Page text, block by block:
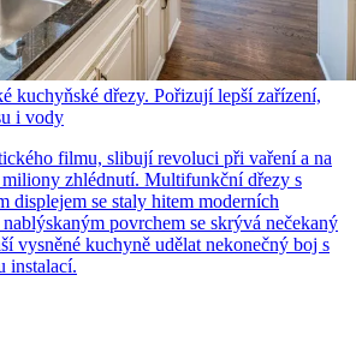
kuchyňské dřezy. Pořizují lepší zařízení,
i vody
filmu, slibují revoluci při vaření a na
zhlédnutí. Multifunkční dřezy s
displejem se staly hitem moderních
povrchem se skrývá nečekaný
vysněné kuchyně udělat nekonečný boj s
instalací.